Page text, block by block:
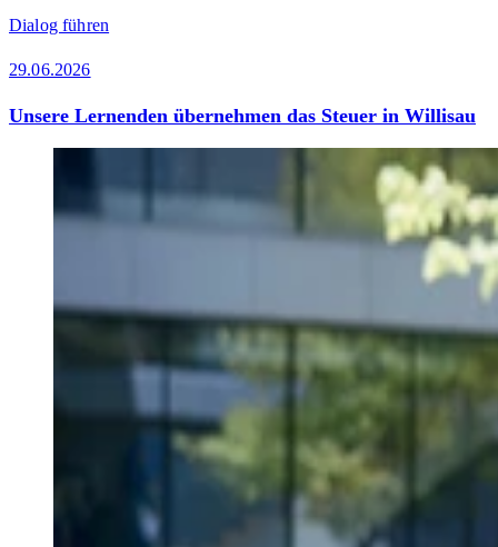
Dialog führen
29.06.2026
Unsere Lernenden übernehmen das Steuer in Willisau